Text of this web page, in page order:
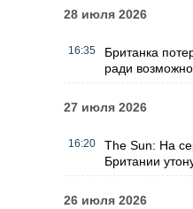
28 июля 2026
16:35
Британка
ради
27 июля 2026
16:20
The Sun: На
Британии
26 июля 2026